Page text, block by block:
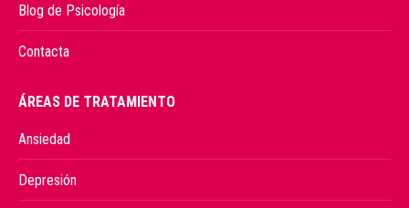
Blog de Psicología
Contacta
ÁREAS DE TRATAMIENTO
Ansiedad
Depresión